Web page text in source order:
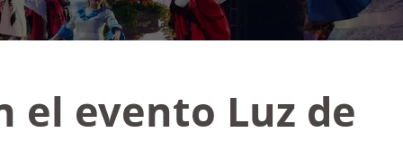
el evento Luz de